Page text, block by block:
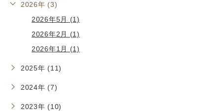
2026年 (3)
2026年5月 (1)
2026年2月 (1)
2026年1月 (1)
2025年 (11)
2024年 (7)
2023年 (10)